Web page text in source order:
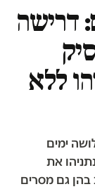
דרישה
ללא
ימים
את
בהן גם מסרים